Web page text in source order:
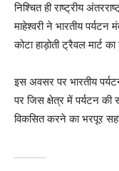
निश्चित ही राष्ट्रीय
माहेश्वरी ने भारतीय
कोटा हाड़ोती ट्रैवल मार्ट
इस अवसर पर भारतीय
पर जिस क्षेत्र में पर्यटन
विकसित करने का भरपूर